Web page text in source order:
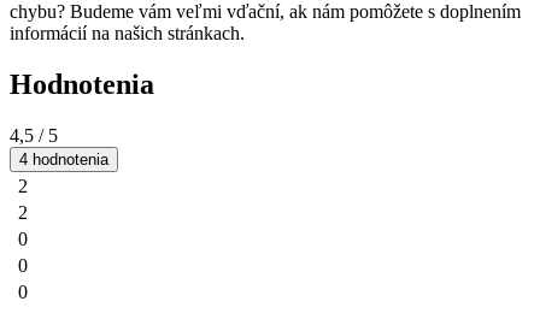
chybu? Budeme vám veľmi vďační, ak nám pomôžete s doplnením
informácií na našich stránkach.
Hodnotenia
4,5 / 5
4 hodnotenia
2
2
0
0
0